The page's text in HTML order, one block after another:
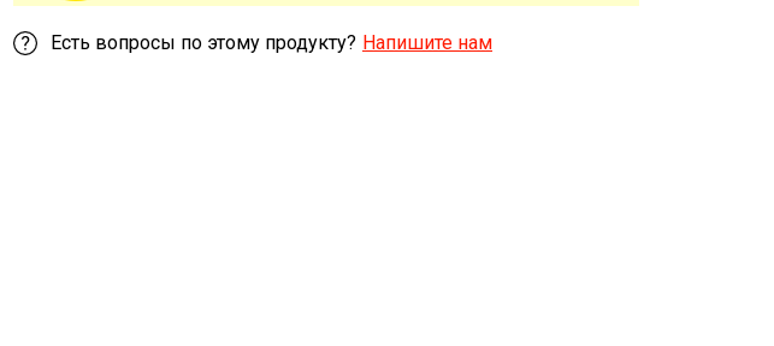
Есть вопросы по этому продукту? Напишите нам